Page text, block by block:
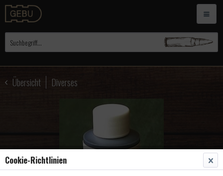
Übersicht Diverses
Cookie-Richtlinien